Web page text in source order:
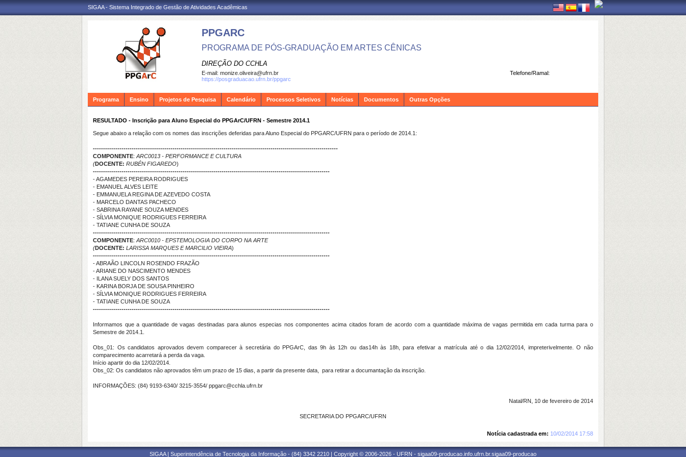
SIGAA - Sistema Integrado de Gestão de Atividades Acadêmicas
PPGARC
PROGRAMA DE PÓS-GRADUAÇÃO EM ARTES CÊNICAS
DIREÇÃO DO CCHLA
Telefone/Ramal:
E-mail: monize.oliveira@ufrn.br
https://posgraduacao.ufrn.br/ppgarc
Programa Ensino Projetos de Pesquisa Calendário Processos Seletivos Notícias Documentos Outras Opções
RESULTADO - Inscrição para Aluno Especial do PPGArC/UFRN - Semestre 2014.1
Segue abaixo a relação com os nomes das inscrições deferidas para Aluno Especial do PPGARC/UFRN para o período de 2014.1:
------------------------------------------------------------------------------------------------------------------------
COMPONENTE: ARC0013 - PERFORMANCE E CULTURA
(DOCENTE: RUBÉN FIGAREDO)
--------------------------------------------------------------------------------------------------------------------
- AGAMEDES PEREIRA RODRIGUES
- EMANUEL ALVES LEITE
- EMMANUELA REGINA DE AZEVEDO COSTA
- MARCELO DANTAS PACHECO
- SABRINA RAYANE SOUZA MENDES
- SÍLVIA MONIQUE RODRIGUES FERREIRA
- TATIANE CUNHA DE SOUZA
--------------------------------------------------------------------------------------------------------------------
COMPONENTE: ARC0010 - EPSTEMOLOGIA DO CORPO NA ARTE
(DOCENTE: LARISSA MARQUES E MARCILIO VIEIRA)
--------------------------------------------------------------------------------------------------------------------
- ABRAÃO LINCOLN ROSENDO FRAZÃO
- ARIANE DO NASCIMENTO MENDES
- ILANA SUELY DOS SANTOS
- KARINA BORJA DE SOUSA PINHEIRO
- SÍLVIA MONIQUE RODRIGUES FERREIRA
- TATIANE CUNHA DE SOUZA
--------------------------------------------------------------------------------------------------------------------
Informamos que a quantidade de vagas destinadas para alunos especias nos componentes acima citados foram de acordo com a quantidade máxima de vagas permitida em cada turma para o
Semestre de 2014.1.
Obs_01: Os candidatos aprovados devem comparecer à secretária do PPGArC, das 9h às 12h ou das14h às 18h, para efetivar a matrícula até o dia 12/02/2014, impreterivelmente. O não
comparecimento acarretará a perda da vaga.
Início apartir do dia 12/02/2014.
Obs_02: Os candidatos não aprovados têm um prazo de 15 dias, a partir da presente data, para retirar a documantação da inscrição.
INFORMAÇÕES: (84) 9193-6340/ 3215-3554/ ppgarc@cchla.ufrn.br
Natal/RN, 10 de fevereiro de 2014
SECRETARIA DO PPGARC/UFRN
Notícia cadastrada em: 10/02/2014 17:58
SIGAA | Superintendência de Tecnologia da Informação - (84) 3342 2210 | Copyright © 2006-2026 - UFRN - sigaa09-producao.info.ufrn.br.sigaa09-producao